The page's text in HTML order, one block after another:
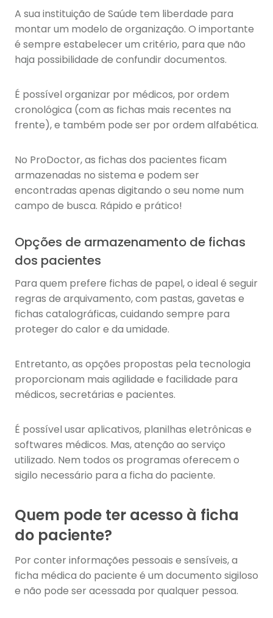
A sua instituição de Saúde tem liberdade para
montar um modelo de organização. O importante
é sempre estabelecer um critério, para que não
haja possibilidade de confundir documentos.
É possível organizar por médicos, por ordem
cronológica (com as fichas mais recentes na
frente), e também pode ser por ordem alfabética.
No ProDoctor, as fichas dos pacientes ficam
armazenadas no sistema e podem ser
encontradas apenas digitando o seu nome num
campo de busca. Rápido e prático!
Opções de armazenamento de fichas
dos pacientes
Para quem prefere fichas de papel, o ideal é seguir
regras de arquivamento, com pastas, gavetas e
fichas catalográficas, cuidando sempre para
proteger do calor e da umidade.
Entretanto, as opções propostas pela tecnologia
proporcionam mais agilidade e facilidade para
médicos, secretárias e pacientes.
É possível usar aplicativos, planilhas eletrônicas e
softwares médicos. Mas, atenção ao serviço
utilizado. Nem todos os programas oferecem o
sigilo necessário para a ficha do paciente.
Quem pode ter acesso à ficha
do paciente?
Por conter informações pessoais e sensíveis, a
ficha médica do paciente é um documento sigiloso
e não pode ser acessada por qualquer pessoa.